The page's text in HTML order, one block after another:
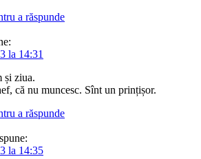
a răspunde
la 14:31
și ziua.
că nu muncesc. Sînt un prințișor.
a răspunde
spune:
la 14:35